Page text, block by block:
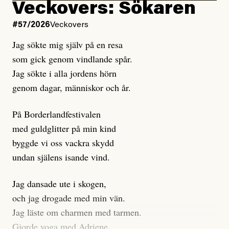
Kuhn och Sassarinis-McGowan hävdar att
Dagens ETC arbetar med ”opålitliga källor” för att
klickbete är inte intressant för Dagens ETC.
Journalistiken är låst. En klatschig men korrekt rubrik
gör förhoppningsvis att en nyfiken beställer
prenumeration, men den avslutas sekunder senare om
dessa granskningar på olika källor, alltifrån domar till
en mängd intervjupersoner, inklusive generös
möjlighet att bemöta för såväl personen vars motiv att
engagera sig i Palestinarörelsen ifrågasätts som de
grupper där Säpo-resursen samlade in uppgifter.
Researchen är grundlig.
Möjligen är det egentligen inte journalistikens metod
Veckovers: Sökaren
#57/2026Veckovers
Jag sökte mig själv på en resa
som gick genom vindlande spår.
Jag sökte i alla jordens hörn
genom dagar, människor och år.
På Borderlandfestivalen
med guldglitter på min kind
byggde vi oss vackra skydd
undan själens isande vind.
Jag dansade ute i skogen,
och jag drogade med min vän.
Jag läste om charmen med tarmen.
Gjorde yoga med Adriene.